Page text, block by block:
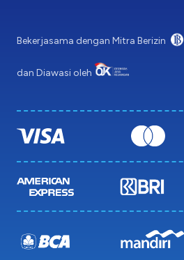
Bekerjasama dengan Mitra Berizin
dan Diawasi oleh